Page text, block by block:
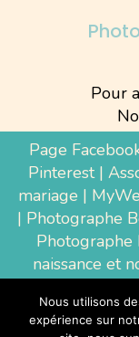
Pour
Page
Pinterest|
mariage |
| Photographe
Photographe
naissance et
Nous utilisons
expérience sur